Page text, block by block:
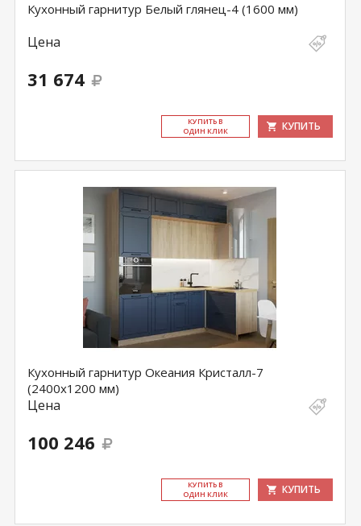
Кухонный гарнитур Белый глянец-4 (1600 мм)
Цена
31 674
КУ­ПИТЬ В
ОДИН КЛИК
КУПИТЬ
Кухонный гарнитур Океания Кристалл-7
(2400х1200 мм)
Цена
100 246
КУ­ПИТЬ В
ОДИН КЛИК
КУПИТЬ